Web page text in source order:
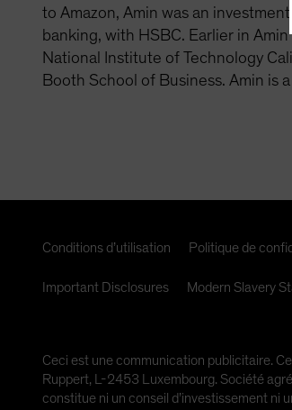
to Amazon, Amin was an
banking, with HSBC. Earlier in
National Institute of Technology
Booth School of Business. Amin is
Conditions d’utilisation Politique de
Important Disclosures Modern Slavery
Ceci est une communication publicitaire.
Ruppert, L-2453 Luxembourg. Société
constitue ni un conseil d’investissement ni